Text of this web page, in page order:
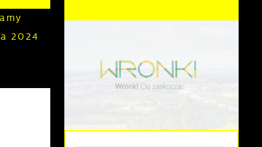
2024